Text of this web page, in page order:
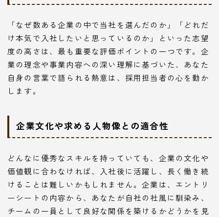
「なぜ数ある企業の中で当社を選んだのか」「どれだ
け本気で入社したいと思っているのか」といった志望
度の高さは、最も重要な評価ポイントの一つです。企
業の理念や事業内容への深い理解に基づいた、あなた
自身の言葉で語られる熱意は、採用担当者の心を動か
します。
企業文化や求める人物像との適合性
どんなに優秀なスキルを持っていても、企業の文化や
価値観に合わなければ、入社後に活躍し、長く働き続
けることは難しいかもしれません。企業は、エントリ
ーシートの内容から、あなたが自社の社風に馴染み、
チームの一員として良好な関係を築けるかどうかを見